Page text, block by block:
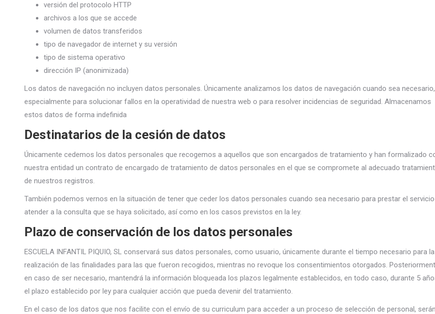
versión del protocolo HTTP
archivos a los que se accede
volumen de datos transferidos
tipo de navegador de internet y su versión
tipo de sistema operativo
dirección IP (anonimizada)
Los datos de navegación no incluyen datos personales. Únicamente analizamos los datos de navegación cuando sea necesario,
especialmente para solucionar fallos en la operatividad de nuestra web o para resolver incidencias de seguridad. Almacenamos
estos datos de forma indefinida
Destinatarios de la cesión de datos
Únicamente cedemos los datos personales que recogemos a aquellos que son encargados de tratamiento y han formalizado
nuestra entidad un contrato de encargado de tratamiento de datos personales en el que se compromete al adecuado
de nuestros registros.
También podemos vernos en la situación de tener que ceder los datos personales cuando sea necesario para prestar el
atender a la consulta que se haya solicitado, así como en los casos previstos en la ley.
Plazo de conservación de los datos personales
ESCUELA INFANTIL PIQUIO, SL conservará sus datos personales, como usuario, únicamente durante el tiempo necesario para la
realización de las finalidades para las que fueron recogidos, mientras no revoque los consentimientos otorgados.
en caso de ser necesario, mantendrá la información bloqueada los plazos legalmente establecidos, en todo caso, durante 5
el plazo establecido por ley para cualquier acción que pueda devenir del tratamiento.
En el caso de los datos que nos facilite con el envío de su curriculum para acceder a un proceso de selección de personal, serán